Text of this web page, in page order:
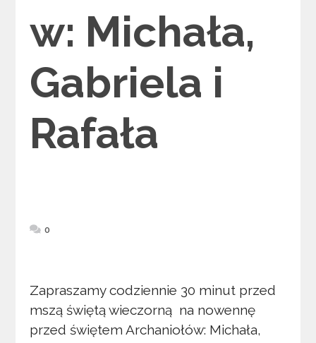
w: Michała,
Gabriela i
Rafała
0
Zapraszamy codziennie 30 minut przed
mszą świętą wieczorną na nowennę
przed świętem Archaniołów: Michała,